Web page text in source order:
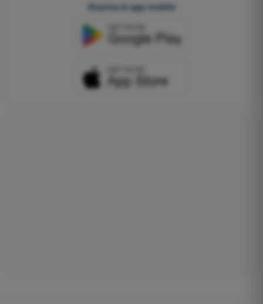
Scarica le app mobile